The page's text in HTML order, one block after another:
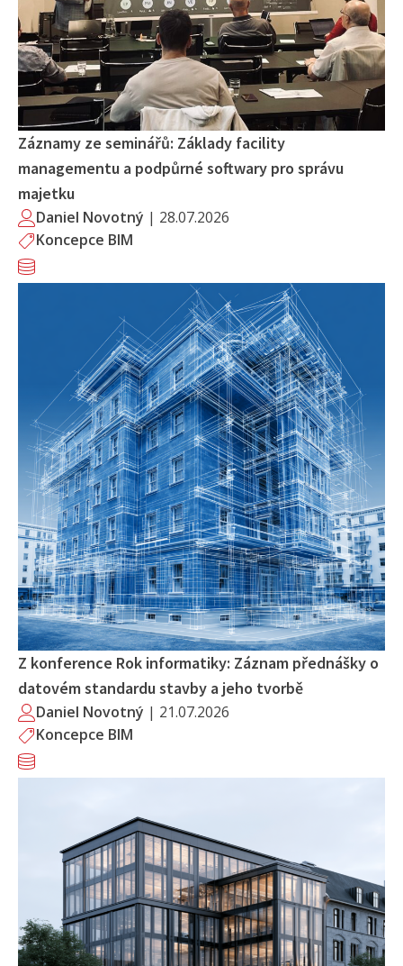
Záznamy ze seminářů: Základy facility
managementu a podpůrné softwary pro správu
majetku
Daniel Novotný | 28.07.2026
Koncepce BIM
Z konference Rok informatiky: Záznam přednášky o
datovém standardu stavby a jeho tvorbě
Daniel Novotný | 21.07.2026
Koncepce BIM